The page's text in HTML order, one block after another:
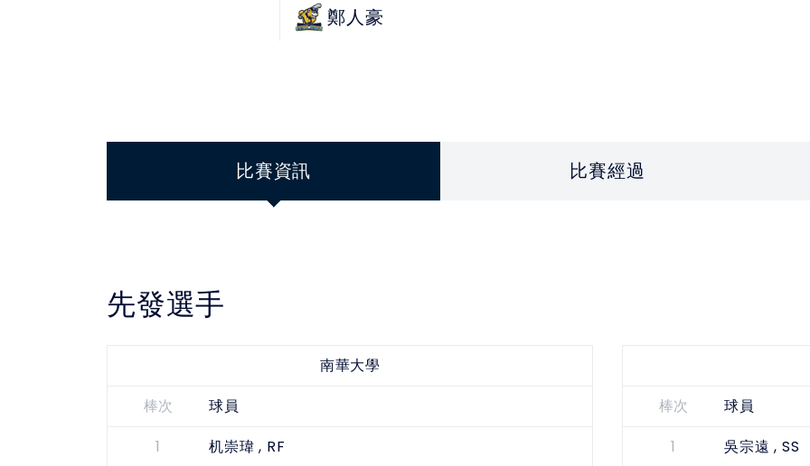
鄭人豪
比賽資訊 比賽經過
先發選手
南華大學
棒次 球員
1 机崇瑋 , RF
棒次 球員
1 吳宗遠 , SS